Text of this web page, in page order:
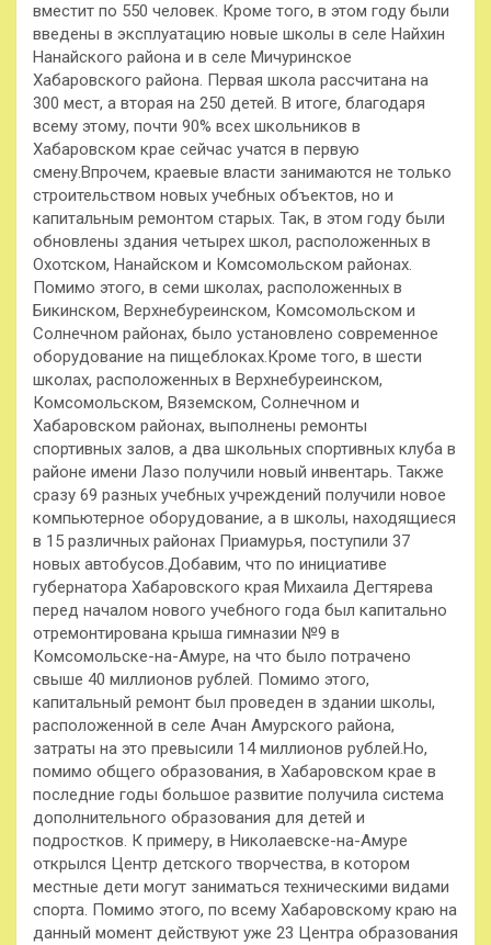
вместит по 550 человек. Кроме того, в этом году были
введены в эксплуатацию новые школы в селе Найхин
Нанайского района и в селе Мичуринское
Хабаровского района. Первая школа рассчитана на
300 мест, а вторая на 250 детей. В итоге, благодаря
всему этому, почти 90% всех школьников в
Хабаровском крае сейчас учатся в первую
смену.Впрочем, краевые власти занимаются не только
строительством новых учебных объектов, но и
капитальным ремонтом старых. Так, в этом году были
обновлены здания четырех школ, расположенных в
Охотском, Нанайском и Комсомольском районах.
Помимо этого, в семи школах, расположенных в
Бикинском, Верхнебуреинском, Комсомольском и
Солнечном районах, было установлено современное
оборудование на пищеблоках.Кроме того, в шести
школах, расположенных в Верхнебуреинском,
Комсомольском, Вяземском, Солнечном и
Хабаровском районах, выполнены ремонты
спортивных залов, а два школьных спортивных клуба в
районе имени Лазо получили новый инвентарь. Также
сразу 69 разных учебных учреждений получили новое
компьютерное оборудование, а в школы, находящиеся
в 15 различных районах Приамурья, поступили 37
новых автобусов.Добавим, что по инициативе
губернатора Хабаровского края Михаила Дегтярева
перед началом нового учебного года был капитально
отремонтирована крыша гимназии №9 в
Комсомольске-на-Амуре, на что было потрачено
свыше 40 миллионов рублей. Помимо этого,
капитальный ремонт был проведен в здании школы,
расположенной в селе Ачан Амурского района,
затраты на это превысили 14 миллионов рублей.Но,
помимо общего образования, в Хабаровском крае в
последние годы большое развитие получила система
дополнительного образования для детей и
подростков. К примеру, в Николаевске-на-Амуре
открылся Центр детского творчества, в котором
местные дети могут заниматься техническими видами
спорта. Помимо этого, по всему Хабаровскому краю на
данный момент действуют уже 23 Центра образования